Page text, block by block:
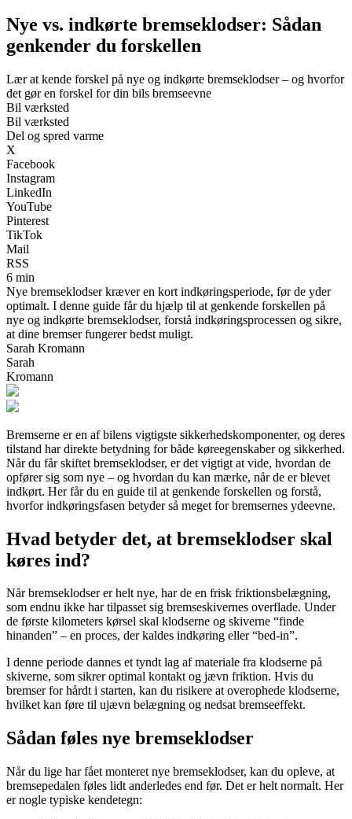
Nye vs. indkørte bremseklodser: Sådan
genkender du forskellen
Lær at kende forskel på nye og indkørte bremseklodser – og hvorfor
det gør en forskel for din bils bremseevne
Bil værksted
Bil værksted
Del og spred varme
X
Facebook
Instagram
LinkedIn
YouTube
Pinterest
TikTok
Mail
RSS
6 min
Nye bremseklodser kræver en kort indkøringsperiode, før de yder
optimalt. I denne guide får du hjælp til at genkende forskellen på
nye og indkørte bremseklodser, forstå indkøringsprocessen og sikre,
at dine bremser fungerer bedst muligt.
Sarah Kromann
Sarah
Kromann
Bremserne er en af bilens vigtigste sikkerhedskomponenter, og deres
tilstand har direkte betydning for både køreegenskaber og sikkerhed.
Når du får skiftet bremseklodser, er det vigtigt at vide, hvordan de
opfører sig som nye – og hvordan du kan mærke, når de er blevet
indkørt. Her får du en guide til at genkende forskellen og forstå,
hvorfor indkøringsfasen betyder så meget for bremsernes ydeevne.
Hvad betyder det, at bremseklodser skal
køres ind?
Når bremseklodser er helt nye, har de en frisk friktionsbelægning,
som endnu ikke har tilpasset sig bremseskivernes overflade. Under
de første kilometers kørsel skal klodserne og skiverne “finde
hinanden” – en proces, der kaldes indkøring eller “bed-in”.
I denne periode dannes et tyndt lag af materiale fra klodserne på
skiverne, som sikrer optimal kontakt og jævn friktion. Hvis du
bremser for hårdt i starten, kan du risikere at overophede klodserne,
hvilket kan føre til ujævn belægning og nedsat bremseeffekt.
Sådan føles nye bremseklodser
Når du lige har fået monteret nye bremseklodser, kan du opleve, at
bremsepedalen føles lidt anderledes end før. Det er helt normalt. Her
er nogle typiske kendetegn: